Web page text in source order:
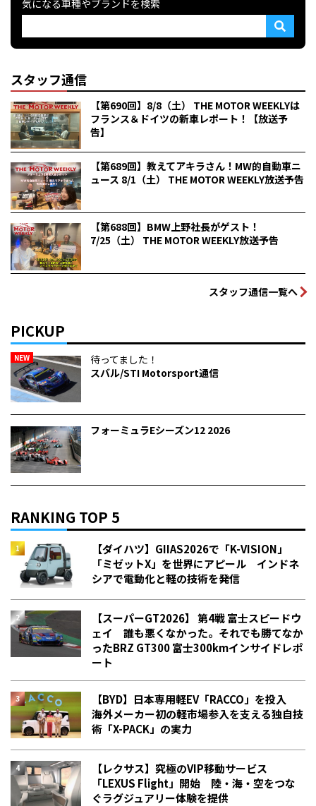
気になる車種やブランドを検索
スタッフ通信
【第690回】8/8（土） THE MOTOR WEEKLYは
フランス＆ドイツの新車レポート！【放送予
告】
【第689回】教えてアキラさん！MW的自動車ニ
ュース 8/1（土） THE MOTOR WEEKLY放送予告
【第688回】BMW上野社長がゲスト！
7/25（土） THE MOTOR WEEKLY放送予告
スタッフ通信一覧へ
PICKUP
NEW
待ってました！
スバル/STI Motorsport通信
フォーミュラEシーズン12 2026
RANKING TOP 5
【ダイハツ】GIIAS2026で「K-VISION」
「ミゼットX」を世界にアピール インドネ
シアで電動化と軽の技術を発信
【スーパーGT2026】 第4戦 富士スピードウ
ェイ 誰も悪くなかった。それでも勝てなか
った――BRZ GT300 富士300kmインサイドレポ
ート
【BYD】日本専用軽EV「RACCO」を投入
海外メーカー初の軽市場参入を支える独自技
術「X-PACK」の実力
【レクサス】究極のVIP移動サービス
「LEXUS Flight」開始 陸・海・空をつな
ぐラグジュアリー体験を提供